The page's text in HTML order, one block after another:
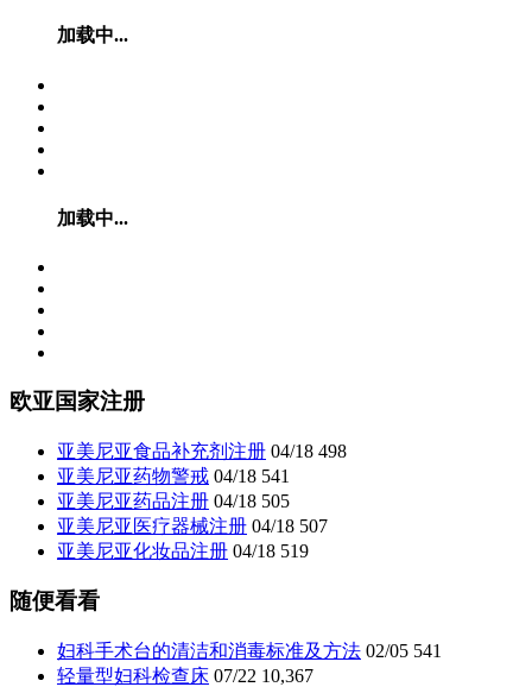
加载中...
加载中...
欧亚国家注册
亚美尼亚食品补充剂注册 04/18 498
亚美尼亚药物警戒 04/18 541
亚美尼亚药品注册 04/18 505
亚美尼亚医疗器械注册 04/18 507
亚美尼亚化妆品注册 04/18 519
随便看看
妇科手术台的清洁和消毒标准及方法 02/05 541
轻量型妇科检查床 07/22 10,367